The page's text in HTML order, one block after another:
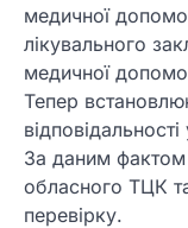
медичної
лікувального
медичної
Тепер
За даним фактом
обласного ТЦК
перевірку.